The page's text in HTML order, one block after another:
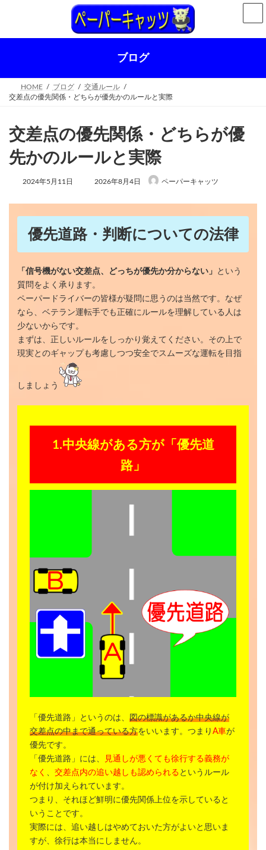
ン
キ
ー
に
ブログ
HOME ブログ
交通ルール
交差点の優先関係・どちらが優先かのルールと実際
交差点の優先関係・どちらが優
先かのルールと実際
2024年5月11日
最
日
:
2026年8月4日 ペーパーキャッツ
優先道路・判断についての法律
「信号機がない交差点、どっちが優先か分からない」
という
質問をよく承ります。
ペーパードライバーの皆様が疑問に思うのは当然です。なぜ
なら、ベテラン運転手でも正確にルールを理解している人は
少ないからです。
まずは、正しいルールをしっかり覚えてください。その上で
現実とのギャップも考慮しつつ安全でスムーズな運転を目指
しましょう
1.中央線がある方が「優先道
路」
「優先道路」というのは、 図の標識があるか中央線が
交差点の中まで通っている方をいいます。つまり A車が
優先です。
「優先道路」には、
見通しが悪くても徐行する義務が
なく 、 交差点内の追い越しも認められる というルール
が付け加えられています。
つまり、それほど鮮明に優先関係上位を示していると
いうことです。
実際には、追い越しはやめておいた方がよいと思いま
すが、徐行は本当にしません。